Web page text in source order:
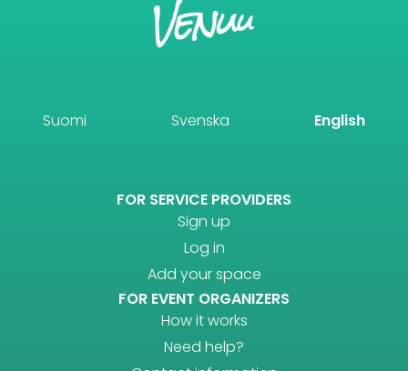
Suomi Svenska English
FOR SERVICE PROVIDERS
Sign up
Log in
Add your space
FOR EVENT ORGANIZERS
How it works
Need help?